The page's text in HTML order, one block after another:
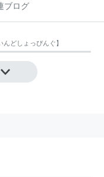
ブログ
んどしょっぴんぐ】